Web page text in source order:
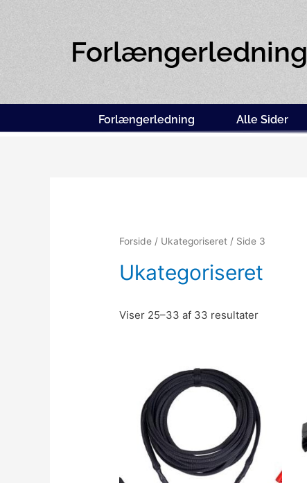
Forlængerledning
Forlængerledning Alle Sider
Forside / Ukategoriseret / Side 3
Ukategoriseret
Viser 25–33 af 33 resultater